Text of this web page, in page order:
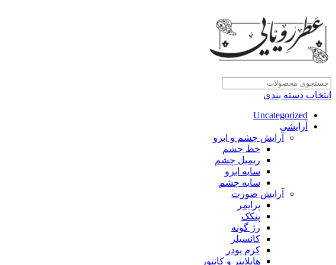
انتخاب دسته بندی
Uncategorized
آرایشی
آرایش چشم و ابرو
خط چشم
ریمیل چشم
سایه ابرو
سایه چشم
آرایش صورت
پرایمر
پنکک
رژ گونه
کانسیلر
کرم پودر
هایلایتر و کانتور